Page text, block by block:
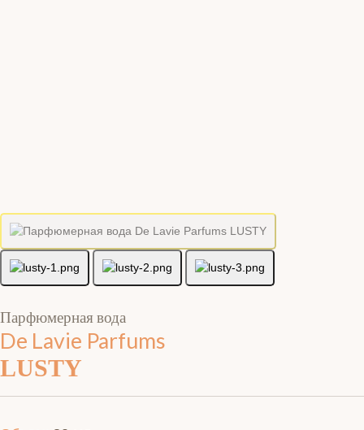
Парфюмерная вода
De Lavie Parfums
LUSTY